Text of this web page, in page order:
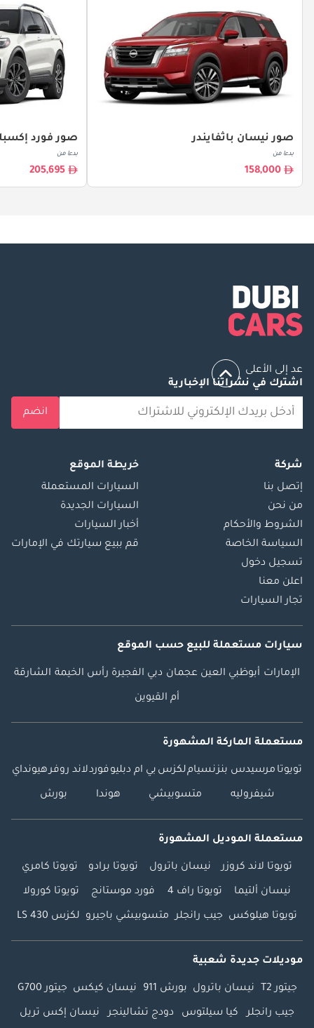
صور نيسان باثفايندر
بدءا من
158,000
صور فورد
بدءا من
205,695
عد إلى الأعلى
اشترك في نشراتنا الإخبارية
انضم
شركة
إتصل بنا
من نحن
الشروط والأحكام
السياسة الخاصة
تسجيل دخول
اعلن معنا
تجار السيارات
خريطة الموقع
السيارات المستعملة
السيارات الجديدة
أخبار السيارات
قم ببيع سيارتك في الإمارات
سيارات مستعملة للبيع حسب الموقع
الإمارات أبوظبي العين عجمان دبي الفجيرة رأس الخيمة الشارقة
أم القيوين
مستعملة الماركة المشهورة
تويوتا مرسيدس بنزنسياملكزس بي ام دبليوفوردلاند روفرهيونداي
شيفروليه متسوبيشي هوندا بورش
مستعملة الموديل المشهورة
تويوتا لاند كروزر نيسان باترول تويوتا برادو تويوتا كامري
نيسان ألتيما تويوتا راف 4 فورد موستانج تويوتا كورولا
تويوتا هيلوكس جيب رانجلر متسوبيشي باجيرو لكزس LS 430
موديلات جديدة شعبية
جيتور T2 نيسان باترول بورش 911 نيسان كيكس جيتور G700
جيب رانجلر كيا سيلتوس دودج تشالينجر نيسان إكس تريل